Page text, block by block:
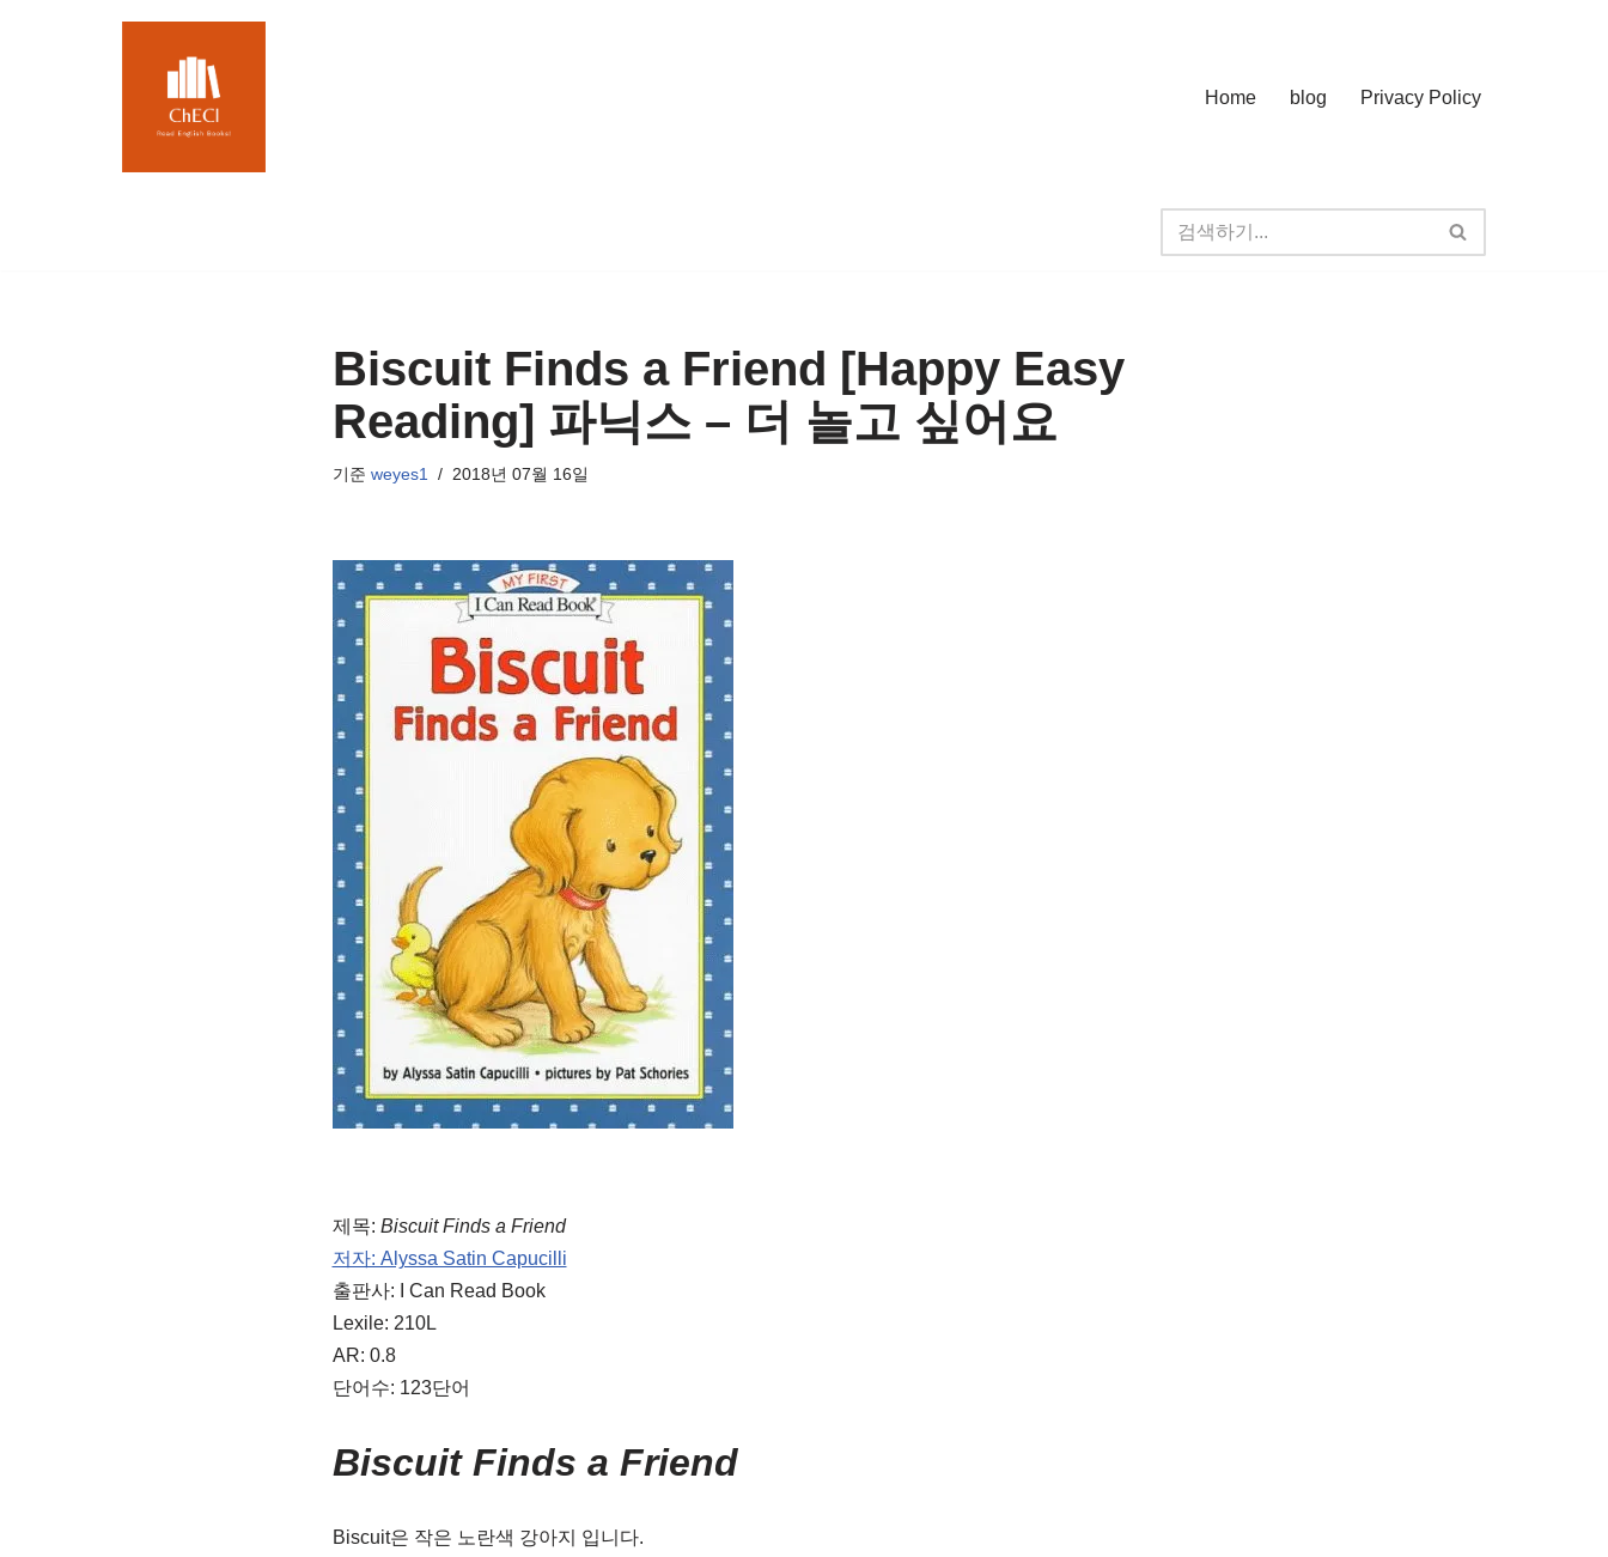
Home blog Privacy Policy
Biscuit Finds a Friend [Happy Easy
Reading] 파닉스 – 더 놀고 싶어요
기준 weyes1 2018년 07월 16일
제목: Biscuit Finds a Friend
저자: Alyssa Satin Capucilli
출판사: I Can Read Book
Lexile: 210L
AR: 0.8
단어수: 123단어
Biscuit Finds a Friend
Biscuit은 작은 노란색 강아지 입니다.